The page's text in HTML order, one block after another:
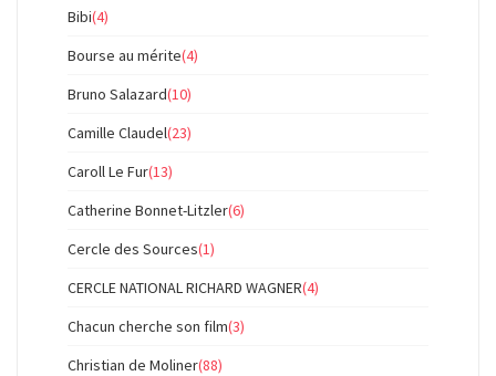
Bibi(4)
Bourse au mérite(4)
Bruno Salazard(10)
Camille Claudel(23)
Caroll Le Fur(13)
Catherine Bonnet-Litzler(6)
Cercle des Sources(1)
CERCLE NATIONAL RICHARD WAGNER(4)
Chacun cherche son film(3)
Christian de Moliner(88)